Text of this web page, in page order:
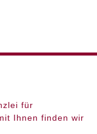
für
Ihnen finden wir